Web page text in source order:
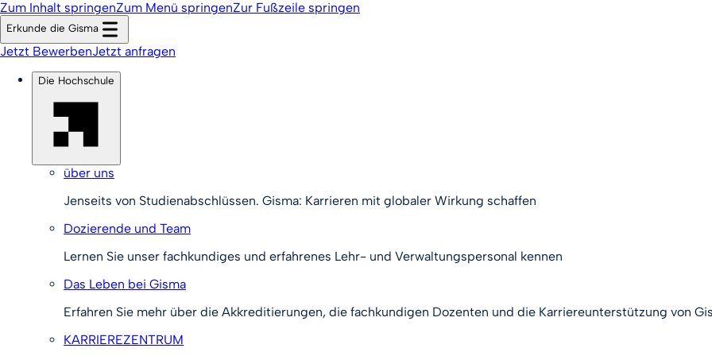
Zum Inhalt springenZum Menü springenZur Fußzeile springen
Erkunde die Gisma
Jetzt BewerbenJetzt anfragen
Die Hochschule
über uns
Jenseits von Studienabschlüssen. Gisma: Karrieren mit globaler Wirkung schaffen
Dozierende und Team
Lernen Sie unser fachkundiges und erfahrenes Lehr- und Verwaltungspersonal kennen
Das Leben bei Gisma
Erfahren Sie mehr über die Akkreditierungen, die fachkundigen Dozenten und die Karriereunterstützung von
KARRIEREZENTRUM